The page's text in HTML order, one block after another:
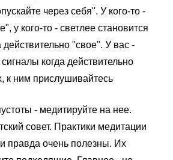
через себя". У кого-то -
у кого-то - светлее становится
действительно "свое". У вас -
когда действительно
к ним прислушивайтесь
- медитируйте на нее.
совет. Практики медитации
правда очень полезны. Их